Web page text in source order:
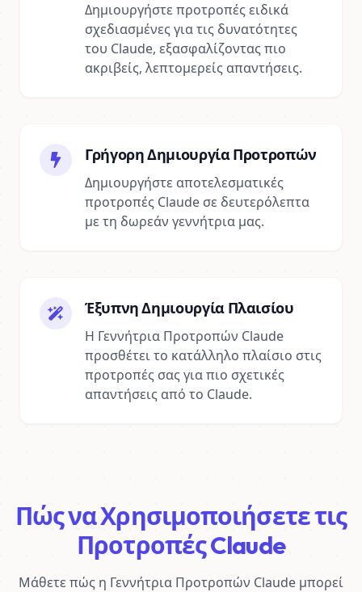
Δημιουργήστε προτροπές ειδικά
σχεδιασμένες για τις δυνατότητες
του Claude, εξασφαλίζοντας πιο
ακριβείς, λεπτομερείς απαντήσεις.
Γρήγορη Δημιουργία Προτροπών
Δημιουργήστε αποτελεσματικές
προτροπές Claude σε δευτερόλεπτα
με τη δωρεάν γεννήτρια μας.
Έξυπνη Δημιουργία Πλαισίου
Η Γεννήτρια Προτροπών Claude
προσθέτει το κατάλληλο πλαίσιο στις
προτροπές σας για πιο σχετικές
απαντήσεις από το Claude.
Πώς να Χρησιμοποιήσετε τις
Προτροπές Claude
Μάθετε πώς η Γεννήτρια Προτροπών Claude μπορεί